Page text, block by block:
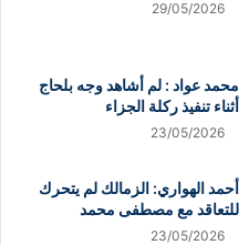
29/05/2026
محمد عواد : لم أشاهد وجه بلحاج
أثناء تنفيذ ركلة الجزاء
23/05/2026
أحمد الهواري: الزمالك لم يتحرك
للتعاقد مع مصطفى محمد
23/05/2026